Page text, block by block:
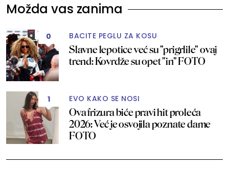
Možda vas zanima
0 BACITE PEGLU ZA KOSU
Slavne lepotice već su "prigrlile" ovaj
trend: Kovrdže su opet "in" FOTO
1 EVO KAKO SE NOSI
Ova frizura biće pravi hit proleća
2026: Već je osvojila poznate dame
FOTO